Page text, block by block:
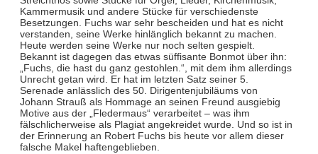
Kammermusik und andere Stücke für verschiedenste
Besetzungen. Fuchs war sehr bescheiden und hat es nicht
verstanden, seine Werke hinlänglich bekannt zu machen.
Heute werden seine Werke nur noch selten gespielt.
Bekannt ist dagegen das etwas süffisante Bonmot über ihn:
„Fuchs, die hast du ganz gestohlen.“, mit dem ihm allerdings
Unrecht getan wird. Er hat im letzten Satz seiner 5.
Serenade anlässlich des 50. Dirigentenjubiläums von
Johann Strauß als Hommage an seinen Freund ausgiebig
Motive aus der „Fledermaus“ verarbeitet – was ihm
fälschlicherweise als Plagiat angekreidet wurde. Und so ist in
der Erinnerung an Robert Fuchs bis heute vor allem dieser
falsche Makel haftengeblieben.